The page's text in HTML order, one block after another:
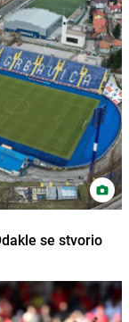
se stvorio